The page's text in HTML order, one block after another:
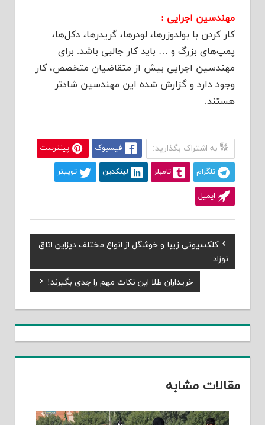
مهندسین اجرایی :
کار کردن با بولدوزرها، لودرها، گریدرها، دکل‌ها،
پمپ‌های بزرگ و … باید کار جالبی باشد. برای
مهندسین اجرایی بیش از متقاضیان متخصص، کار
وجود دارد و گزارش شده این مهندسین شادتر
هستند.
به اشتراک بگذارید: فیسبوک پینترست
تلگرام تامبلر لینکدین توییتر
ایمیل
راهبری
نوشته
Previous
Post:
کلکسیونی زیبا و خوشگل از انواع مختلف دیزاین اتاق
نوزاد
Next
Post:
خریداران طلا این نکات مهم را جدی بگیرند!
مقالات مشابه